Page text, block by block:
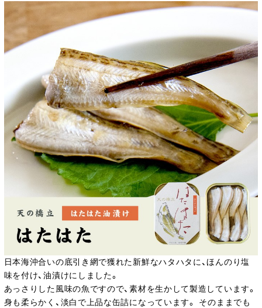
日本海沖合いの底引き網で獲れた新鮮なハタハタに、ほんのり塩
味を付け、油漬けにしました。
あっさりした風味の魚ですので、素材を生かして製造しています。
身も柔らかく、淡白で上品な缶詰になっています。 そのままでも